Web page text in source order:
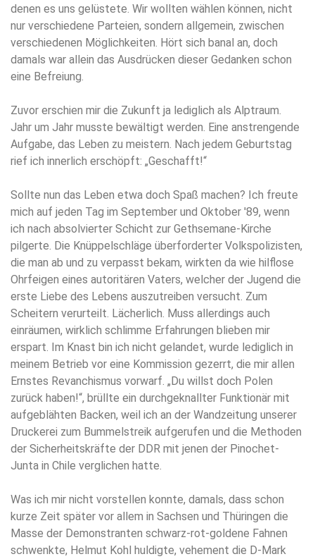
denen es uns gelüstete. Wir wollten wählen können, nicht
nur verschiedene Parteien, sondern allgemein, zwischen
verschiedenen Möglichkeiten. Hört sich banal an, doch
damals war allein das Ausdrücken dieser Gedanken schon
eine Befreiung.
Zuvor erschien mir die Zukunft ja lediglich als Alptraum.
Jahr um Jahr musste bewältigt werden. Eine anstrengende
Aufgabe, das Leben zu meistern. Nach jedem Geburtstag
rief ich innerlich erschöpft: „Geschafft!“
Sollte nun das Leben etwa doch Spaß machen? Ich freute
mich auf jeden Tag im September und Oktober '89, wenn
ich nach absolvierter Schicht zur Gethsemane-Kirche
pilgerte. Die Knüppelschläge überforderter Volkspolizisten,
die man ab und zu verpasst bekam, wirkten da wie hilflose
Ohrfeigen eines autoritären Vaters, welcher der Jugend die
erste Liebe des Lebens auszutreiben versucht. Zum
Scheitern verurteilt. Lächerlich. Muss allerdings auch
einräumen, wirklich schlimme Erfahrungen blieben mir
erspart. Im Knast bin ich nicht gelandet, wurde lediglich in
meinem Betrieb vor eine Kommission gezerrt, die mir allen
Ernstes Revanchismus vorwarf. „Du willst doch Polen
zurück haben!“, brüllte ein durchgeknallter Funktionär mit
aufgeblähten Backen, weil ich an der Wandzeitung unserer
Druckerei zum Bummelstreik aufgerufen und die Methoden
der Sicherheitskräfte der DDR mit jenen der Pinochet-
Junta in Chile verglichen hatte.
Was ich mir nicht vorstellen konnte, damals, dass schon
kurze Zeit später vor allem in Sachsen und Thüringen die
Masse der Demonstranten schwarz-rot-goldene Fahnen
schwenkte, Helmut Kohl huldigte, vehement die D-Mark